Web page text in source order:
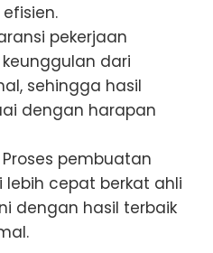
pekerjaan
dari
sehingga hasil
dengan harapan
Proses pembuatan
lebih cepat berkat ahli
dengan hasil terbaik